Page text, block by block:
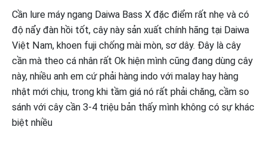
Cần lure máy ngang Daiwa Bass X đặc điểm rất nhẹ và có
độ nẩy đàn hồi tốt, cây này sản xuất chính hãng tại Daiwa
Việt Nam, khoen fuji chống mài mòn, sơ dây. Đây là cây
cần mà theo cá nhân rất Ok hiện mình cũng đang dùng cây
này, nhiều anh em cứ phải hàng indo với malay hay hàng
nhật mới chịu, trong khi tầm giá nó rất phải chăng, cầm so
sánh với cây cần 3-4 triệu bản thấy mình không có sự khác
biệt nhiều